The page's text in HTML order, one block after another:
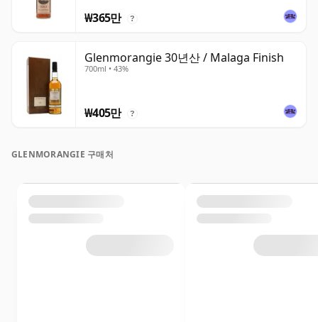
₩365만 ?
Glenmorangie 30년산 / Malaga Finish
700ml • 43%
₩405만 ?
GLENMORANGIE 구매처